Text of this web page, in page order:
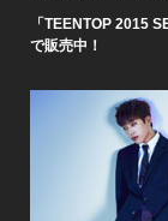
「TEENTOP 2015
で販売中！